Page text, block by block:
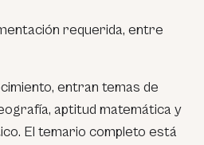
requerida, entre
entran temas de
aptitud matemática y
El temario completo está